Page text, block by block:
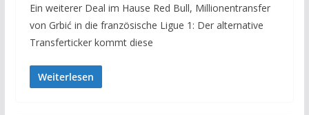
Ein weiterer Deal im Hause Red Bull, Millionentransfer
von Grbić in die französische Ligue 1: Der alternative
Transferticker kommt diese
Weiterlesen